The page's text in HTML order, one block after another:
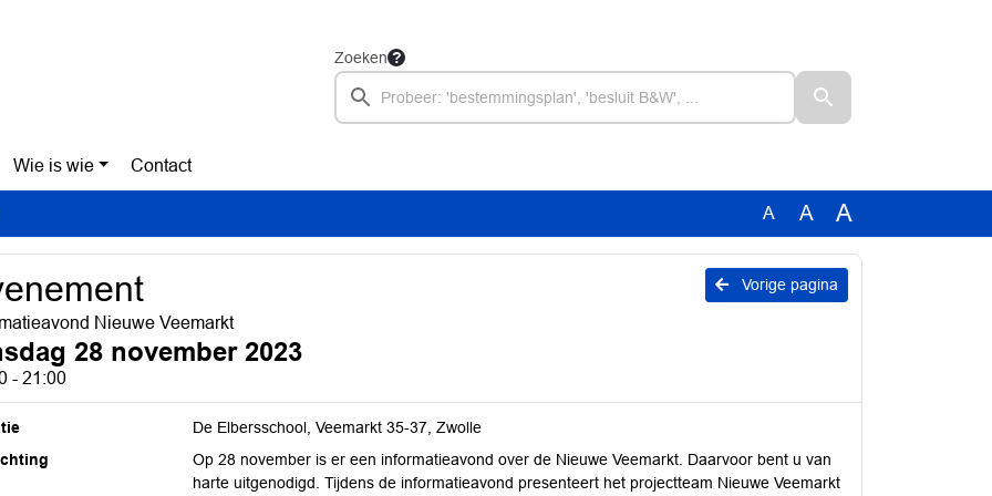
Zoeken
Wie is wie Contact
A A A
Vorige pagina
Nieuwe Veemarkt
28 november 2023
- 21:00
De Elbersschool, Veemarkt 35-37, Zwolle
Op 28 november is er een informatieavond over de Nieuwe Veemarkt. Daarvoor bent u van
harte uitgenodigd. Tijdens de informatieavond presenteert het projectteam Nieuwe Veemarkt